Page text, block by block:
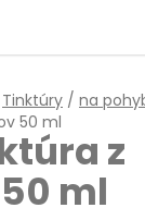
Tinktúry / na
50 ml
z
ml